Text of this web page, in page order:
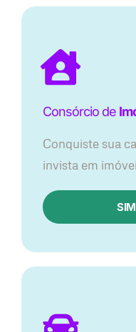
Consórcio de
Conquiste sua
invista em